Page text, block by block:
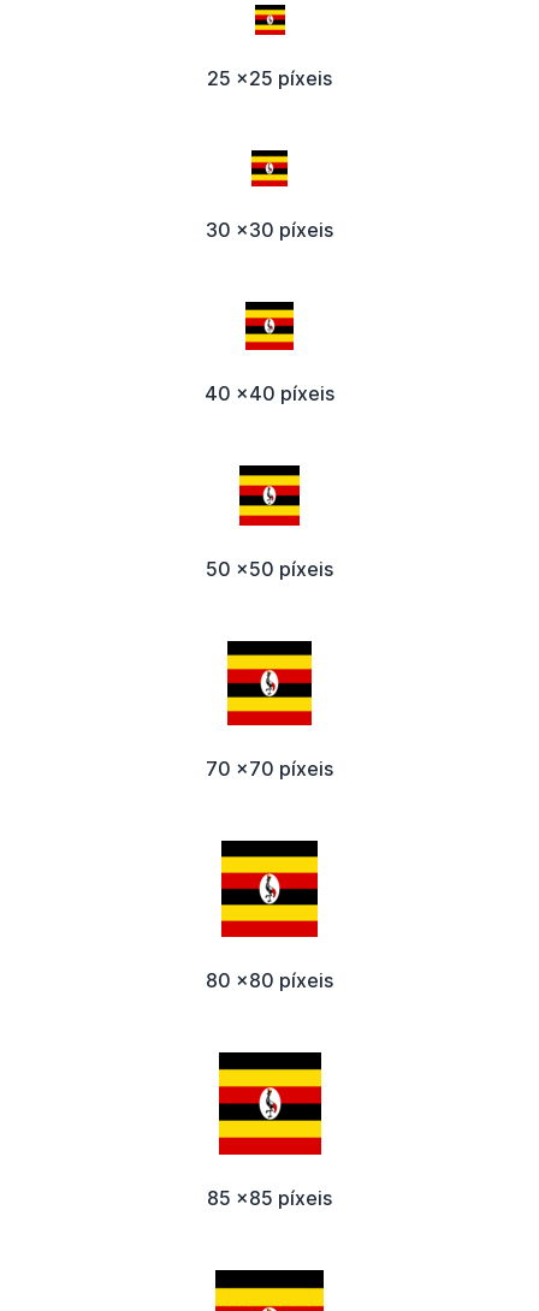
25 x25 píxeis
30 x30 píxeis
40 x40 píxeis
50 x50 píxeis
70 x70 píxeis
80 x80 píxeis
85 x85 píxeis